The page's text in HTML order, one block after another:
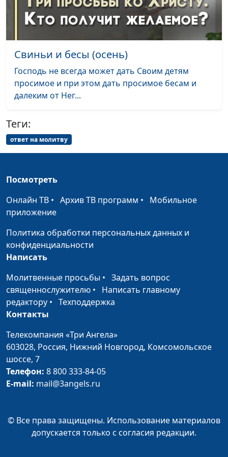
слышит
#134
Ответит ли Бог на
молитву матери?
Александр Захаров
Как я отпугнул злую
Чудо с хлебом, как в
Библии
на обратную дорогу
Бог помогает мне, а я –
другим
Светлана Лукашевич
Бог облегчает
страдания в болезни
Светлана Лукашевич
за рубежом
Бог избавил меня от
кофейной
Светлана Лукашевич
Бог разгоняет тучи над
головой
Константин Степанов,
#124
Бог подарил мне
бесплатное высшее
Бог рассказывает о
Себе. Кто слушает?
Константин Степанов,
священнослужитель
#122
Свиньи и бесы (осень)
Господь не всегда может дать Своим детям
просимое и при этом дать просимое бесам и
далеким от Нег...
Теги:
ответ на молитву
Посмотреть
Онлайн ТВ • Архив ТВ программ • Мобильное
приложение
Политика обработки персональных данных и
конфиденциальности
Написать
Молитвенные просьбы • Задать вопрос
священнослужителю • Написать главному
редактору • Техподдержка
Контакты
Телекомпания «Три Ангела»
603028, Россия, Нижний Новгород, Комсомольское
шоссе, 7
Телефон: 8 800 333-84-05
E-mail: mail@3angels.ru
© Все права защищены. Использование материалов
допускается только с согласия редакции.